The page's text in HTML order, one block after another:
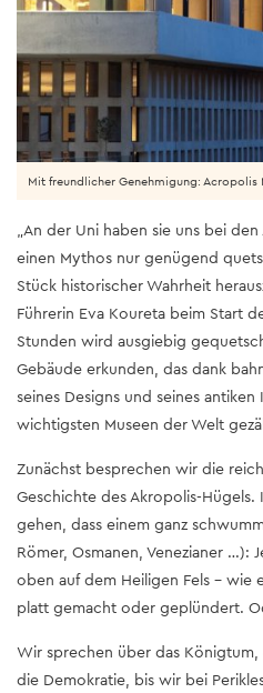
„An der Uni haben sie uns bei
einen Mythos nur genügend
Stück historischer Wahrheit
Führerin Eva Koureta beim Start
Stunden wird ausgiebig
Gebäude erkunden, das dank
seines Designs und seines
wichtigsten Museen der Welt
Zunächst besprechen wir die
Geschichte des Akropolis-
gehen, dass einem ganz
Römer, Osmanen, Venezianer …):
oben auf dem Heiligen Fels – wie
platt gemacht oder geplündert.
Wir sprechen über das
die Demokratie, bis wir bei
Mit freundlicher Genehmigung: Acropolis